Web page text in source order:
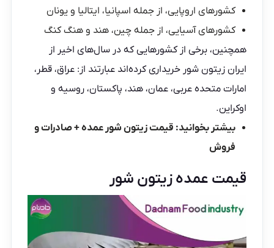
کشورهای اروپایی، از جمله اسپانیا، ایتالیا و یونان
کشورهای آسیایی، از جمله چین، هند و هنگ کنگ
همچنین، برخی از کشورهایی که در سال‌های اخیر از
ایران زیتون شور خریداریکرده‌اند عبارتند از: عراق، قطر،
امارات متحده عربی، عمان، هند، پاکستان، روسیه و
اوکراین.
بیشتر بخوانید: قیمت زیتون شور عمده + صادرات و
فروش
قیمت عمده زیتون شور